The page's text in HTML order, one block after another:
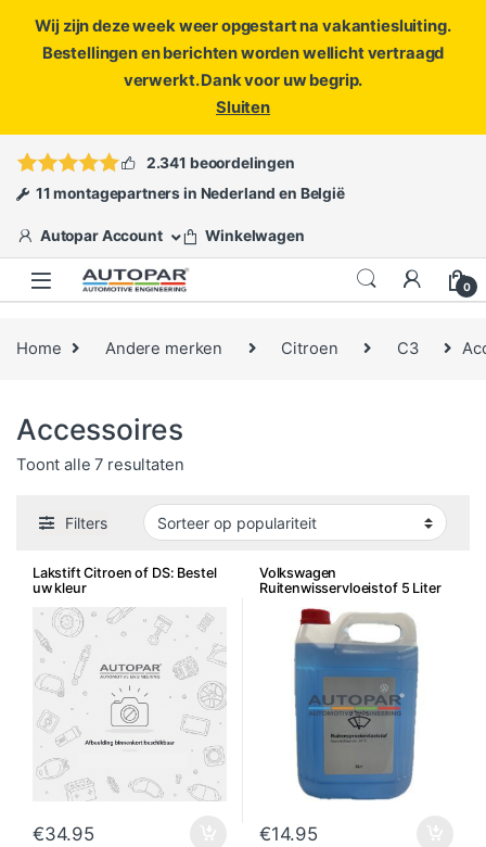
Wij zijn deze week weer opgestart na vakantiesluiting.
Bestellingen en berichten worden wellicht vertraagd
verwerkt. Dank voor uw begrip.
Sluiten
ofopen een ticket
2.341 beoordelingen
11 montagepartners in Nederland en België
Autopar Account Winkelwagen
0
Home Andere merken Citroen C3
Accessoires
Toont alle 7 resultatenGesorteerd op populariteit
Filters
Lakstift Citroen of DS: Bestel
uw kleur
€34.95
Volkswagen
Ruitenwisservloeistof 5 Liter
€14.95